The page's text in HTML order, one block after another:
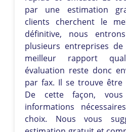
par une estimation
clients cherchent le
définitive, nous
plusieurs entreprises
meilleur rapport
évaluation reste donc
par fax. Il se trouve être
De cette façon,
informations
choix. Nous vous